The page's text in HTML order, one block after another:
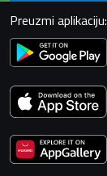
Preuzmi aplikaciju: